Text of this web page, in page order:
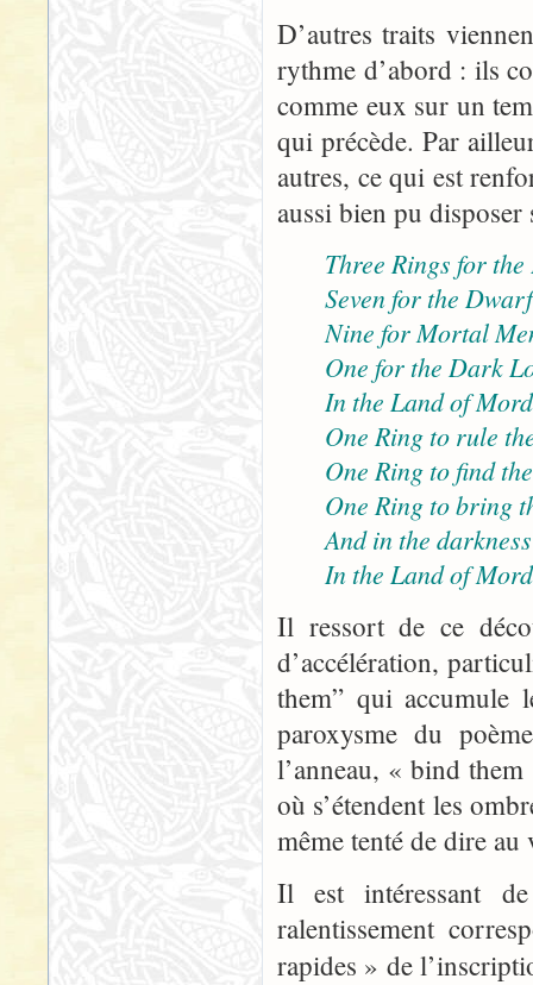
D’autres traits
rythme d’abord : ils
comme eux sur un
qui précède. Par
autres, ce qui est
aussi bien pu disposer
Three Rings for
Seven for the
Nine for Mortal
One for the Dark
In the Land of
One Ring to rule
One Ring to find
One Ring to bring
And in the
In the Land of
Il ressort de ce
d’accélération,
them” qui accumule
paroxysme du
l’anneau, « bind
où s’étendent les
même tenté de dire
Il est intéressant
ralentissement
rapides » de